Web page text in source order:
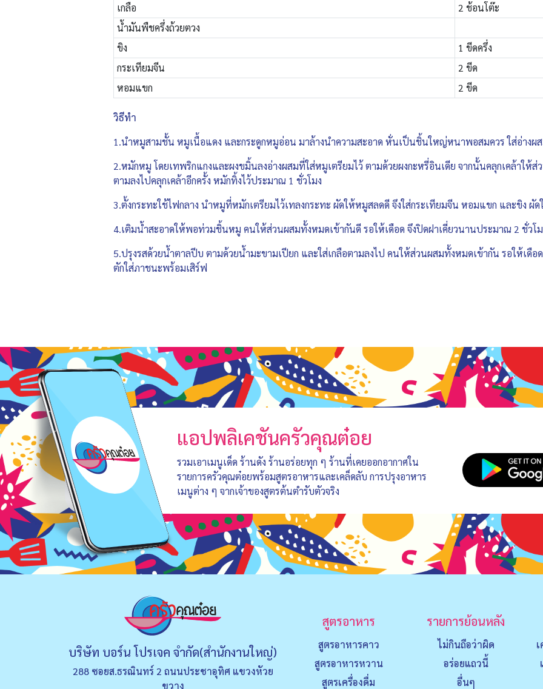
เกลือ
2 ช้อนโต๊ะ
น้ำมันพืชครึ่งถ้วยตวง
ขิง
1 ขีดครึ่ง
กระเทียมจีน
2 ขีด
หอมแขก
2 ขีด
วิธีทำ
1.นำหมูสามชั้น หมูเนื้อแดง และกระดูกหมูอ่อน มาล้างนำความสะอาด หั่นเป็นชิ้นใหญ่หนาพอสมควร ใส่อ่างผส
2.หมักหมู โดยเทพริกแกงและผงขมิ้นลงอ่างผสมที่ใส่หมูเตรียมไว้ ตามด้วยผงกะหรี่อินเดีย จากนั้นคลุกเคล้าใ
ตามลงไปคลุกเคล้าอีกครั้ง หมักทิ้งไว้ประมาณ 1 ชั่วโมง
3.ตั้งกระทะใช้ไฟกลาง นำหมูที่หมักเตรียมไว้เทลงกระทะ ผัดให้หมูสลดดี จึงใส่กระเทียมจีน หอมแขก และขิง
4.เติมน้ำสะอาดให้พอท่วมชิ้นหมู คนให้ส่วนผสมทั้งหมดเข้ากันดี รอให้เดือด จึงปิดฝาเคี่ยวนานประมาณ 2 ชั่วโ
5.ปรุงรสด้วยน้ำตาลปีบ ตามด้วยน้ำมะขามเปียก และใส่เกลือตามลงไป คนให้ส่วนผสมทั้งหมดเข้ากัน รอให้เดือ
ตักใส่ภาชนะพร้อมเสิร์ฟ
แอปพลิเคชันครัวคุณต๋อย
รวมเอาเมนูเด็ด ร้านดัง ร้านอร่อยทุก ๆ ร้านที่เคยออกอากาศใน
รายการครัวคุณต๋อยพร้อมสูตรอาหารและเคล็ดลับ การปรุงอาหาร
เมนูต่าง ๆ จากเจ้าของสูตรต้นตำรับตัวจริง
บริษัท บอร์น โปรเจค จำกัด(สำนักงานใหญ่)
288 ซอยส.ธรณินทร์ 2 ถนนประชาอุทิศ แขวงหัวย
ขวาง
สูตรอาหาร
สูตรอาหารคาว
สูตรอาหารหวาน
สูตรเครื่องดื่ม
รายการย้อนหลัง
ไม่กินถือว่าผิด
อร่อยแถวนี้
อื่นๆ